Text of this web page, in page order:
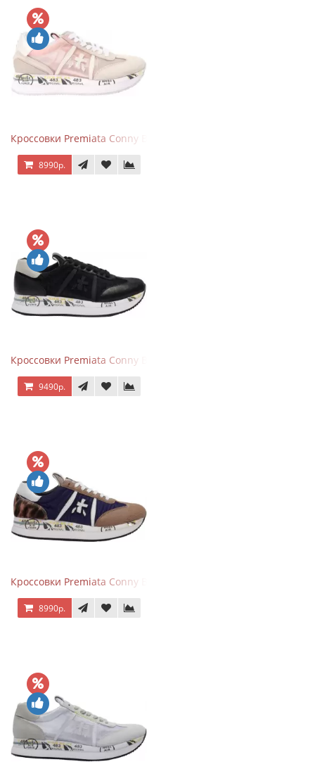
Кроссовки Premiata Conny Beige Pink
8990р.
Кроссовки Premiata Conny Black
9490р.
Кроссовки Premiata Conny Blue Brown
8990р.